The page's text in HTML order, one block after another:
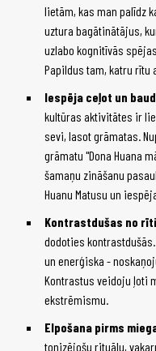
lietām, kas man palīdz
uztura bagātinātājus,
uzlabo kognitīvās
Papildus tam, katru rītu
Iespēja ceļot un
kultūras aktivitātes ir
sevi, lasot grāmatas.
grāmatu "Dona Huana
šamaņu zināšanu
Huanu Matusu un
Kontrastdušas no
dodoties
un enerģiska ­-
Kontrastus veidoju ļoti
ekstrēmismu.
Elpošana pirms
tonizējošu rituālu,